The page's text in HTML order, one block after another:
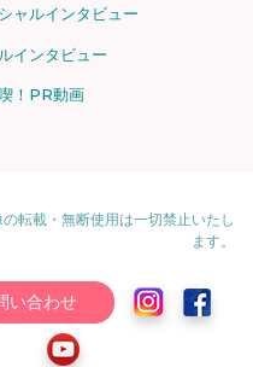
ャルインタビュー
インタビュー
！PR動画
転載・無断使用は一切禁止いたし
ます。
い合わせ